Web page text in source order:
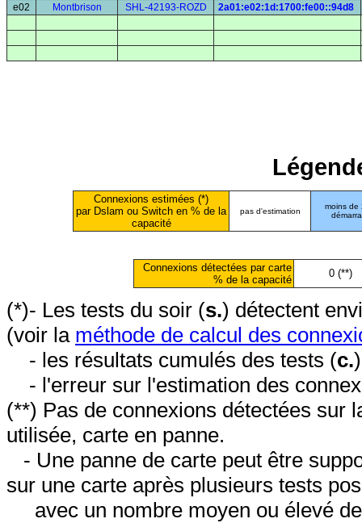
e02 Montbrison SHL-42193-ROZD 2a01:e02:1d:1700:fe00::94d8
Connexions estimées (*)
par Dslam ou Switch en % de la
capacité
pas d'estimation
moins de
Connexions détectées par carte
% de la capacité
0 (**)
(*)- Les tests du soir (s.) détectent
(voir la méthode de calcul des
- les résultats cumulés des tests (c.
- l'erreur sur l'estimation des
(**) Pas de connexions détectées sur
utilisée, carte en panne.
- Une panne de carte peut être
sur une carte après plusieurs tests
avec un nombre moyen ou élevé